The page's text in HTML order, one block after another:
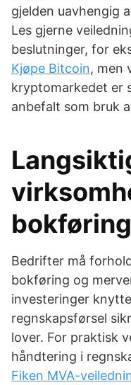
gjelden uavhengig
Les gjerne
beslutninger, for
Kjøpe Bitcoin, men
kryptomarkedet er
anbefalt som bruk
Bedrifter må
bokføring og
investeringer
regnskapsførsel
lover. For praktisk
håndtering i
Fiken MVA-